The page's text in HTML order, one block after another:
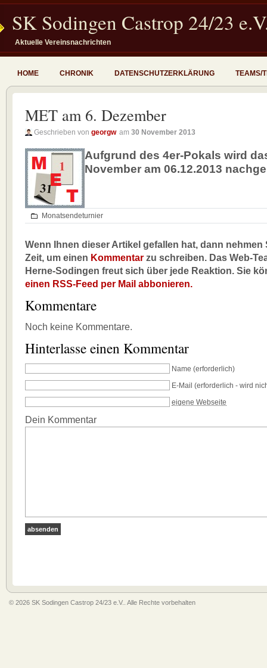
SK Sodingen Castrop 24/23
Aktuelle Vereinsnachrichten
HOME CHRONIK DATENSCHUTZERKLÄRUNG TEAMS/
MET am 6. Dezember
Geschrieben von georgw am 30 November 2013
Aufgrund des 4er-Pokals wird
November am 06.12.2013
Monatsendeturnier
Wenn Ihnen dieser Artikel gefallen hat, dann nehmen
Zeit, um einen Kommentar zu schreiben. Das Web-
Herne-Sodingen freut sich über jede Reaktion. Sie
einen RSS-Feed per Mail abbonieren.
Kommentare
Noch keine Kommentare.
Hinterlasse einen Kommentar
Name (erforderlich)
E-Mail (erforderlich - wird
eigene Webseite
Dein Kommentar
© 2026 SK Sodingen Castrop 24/23 e.V.. Alle Rechte vorbehalten